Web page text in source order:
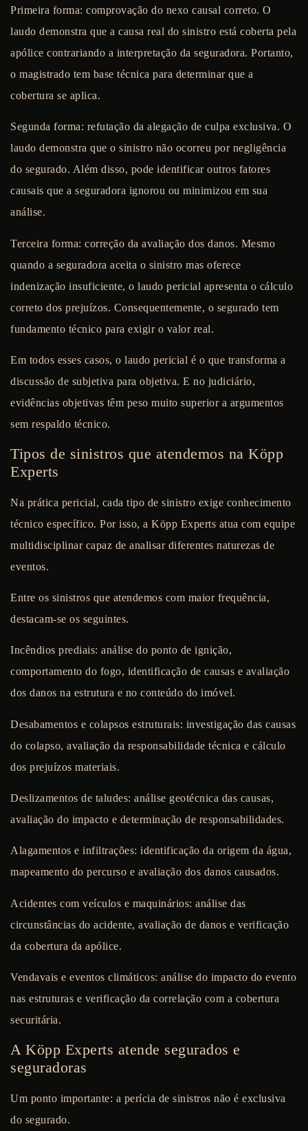
Primeira forma: comprovação do nexo causal correto. O
laudo demonstra que a causa real do sinistro está coberta pela
apólice contrariando a interpretação da seguradora. Portanto,
o magistrado tem base técnica para determinar que a
cobertura se aplica.
Segunda forma: refutação da alegação de culpa exclusiva. O
laudo demonstra que o sinistro não ocorreu por negligência
do segurado. Além disso, pode identificar outros fatores
causais que a seguradora ignorou ou minimizou em sua
análise.
Terceira forma: correção da avaliação dos danos. Mesmo
quando a seguradora aceita o sinistro mas oferece
indenização insuficiente, o laudo pericial apresenta o cálculo
correto dos prejuízos. Consequentemente, o segurado tem
fundamento técnico para exigir o valor real.
Em todos esses casos, o laudo pericial é o que transforma a
discussão de subjetiva para objetiva. E no judiciário,
evidências objetivas têm peso muito superior a argumentos
sem respaldo técnico.
Tipos de sinistros que atendemos na Köpp
Experts
Na prática pericial, cada tipo de sinistro exige conhecimento
técnico específico. Por isso, a Köpp Experts atua com equipe
multidisciplinar capaz de analisar diferentes naturezas de
eventos.
Entre os sinistros que atendemos com maior frequência,
destacam-se os seguintes.
Incêndios prediais: análise do ponto de ignição,
comportamento do fogo, identificação de causas e avaliação
dos danos na estrutura e no conteúdo do imóvel.
Desabamentos e colapsos estruturais: investigação das causas
do colapso, avaliação da responsabilidade técnica e cálculo
dos prejuízos materiais.
Deslizamentos de taludes: análise geotécnica das causas,
avaliação do impacto e determinação de responsabilidades.
Alagamentos e infiltrações: identificação da origem da água,
mapeamento do percurso e avaliação dos danos causados.
Acidentes com veículos e maquinários: análise das
circunstâncias do acidente, avaliação de danos e verificação
da cobertura da apólice.
Vendavais e eventos climáticos: análise do impacto do evento
nas estruturas e verificação da correlação com a cobertura
securitária.
A Köpp Experts atende segurados e
seguradoras
Um ponto importante: a perícia de sinistros não é exclusiva
do segurado.